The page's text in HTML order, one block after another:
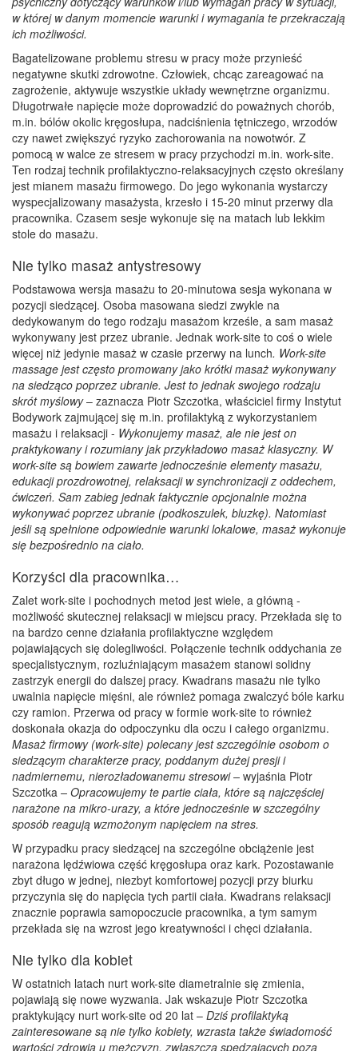
w której w danym momencie warunki i wymagania te przekraczają
ich możliwości.
Bagatelizowane problemu stresu w pracy może przynieść
negatywne skutki zdrowotne. Człowiek, chcąc zareagować na
zagrożenie, aktywuje wszystkie układy wewnętrzne organizmu.
Długotrwałe napięcie może doprowadzić do poważnych chorób,
m.in. bólów okolic kręgosłupa, nadciśnienia tętniczego, wrzodów
czy nawet zwiększyć ryzyko zachorowania na nowotwór. Z
pomocą w walce ze stresem w pracy przychodzi m.in. work-site.
Ten rodzaj technik profilaktyczno-relaksacyjnych często określany
jest mianem masażu firmowego. Do jego wykonania wystarczy
wyspecjalizowany masażysta, krzesło i 15-20 minut przerwy dla
pracownika. Czasem sesje wykonuje się na matach lub lekkim
stole do masażu.
Nie tylko masaż antystresowy
Podstawowa wersja masażu to 20-minutowa sesja wykonana w
pozycji siedzącej. Osoba masowana siedzi zwykle na
dedykowanym do tego rodzaju masażom krześle, a sam masaż
wykonywany jest przez ubranie. Jednak work-site to coś o wiele
więcej niż jedynie masaż w czasie przerwy na lunch. Work-site
massage jest często promowany jako krótki masaż wykonywany
na siedząco poprzez ubranie. Jest to jednak swojego rodzaju
skrót myślowy– zaznacza Piotr Szczotka, właściciel firmy Instytut
Bodywork zajmującej się m.in. profilaktyką z wykorzystaniem
masażu i relaksacji - Wykonujemy masaż, ale nie jest on
praktykowany i rozumiany jak przykładowo masaż klasyczny. W
work-site są bowiem zawarte jednocześnie elementy masażu,
edukacji prozdrowotnej, relaksacji w synchronizacji z oddechem,
ćwiczeń. Sam zabieg jednak faktycznie opcjonalnie można
wykonywać poprzez ubranie (podkoszulek, bluzkę). Natomiast
jeśli są spełnione odpowiednie warunki lokalowe, masaż wykonuje
się bezpośrednio na ciało.
Korzyści dla pracownika…
Zalet work-site i pochodnych metod jest wiele, a główną -
możliwość skutecznej relaksacji w miejscu pracy. Przekłada się to
na bardzo cenne działania profilaktyczne względem
pojawiających się dolegliwości. Połączenie technik oddychania ze
specjalistycznym, rozluźniającym masażem stanowi solidny
zastrzyk energii do dalszej pracy. Kwadrans masażu nie tylko
uwalnia napięcie mięśni, ale również pomaga zwalczyć bóle karku
czy ramion. Przerwa od pracy w formie work-site to również
doskonała okazja do odpoczynku dla oczu i całego organizmu.
Masaż firmowy (work-site) polecany jest szczególnie osobom o
siedzącym charakterze pracy, poddanym dużej presji i
nadmiernemu, nierozładowanemu stresowi – wyjaśnia Piotr
Szczotka – Opracowujemy te partie ciała, które są najczęściej
narażone na mikro-urazy, a które jednocześnie w szczególny
sposób reagują wzmożonym napięciem na stres.
W przypadku pracy siedzącej na szczególne obciążenie jest
narażona lędźwiowa część kręgosłupa oraz kark. Pozostawanie
zbyt długo w jednej, niezbyt komfortowej pozycji przy biurku
przyczynia się do napięcia tych partii ciała. Kwadrans relaksacji
znacznie poprawia samopoczucie pracownika, a tym samym
przekłada się na wzrost jego kreatywności i chęci działania.
Nie tylko dla kobiet
W ostatnich latach nurt work-site diametralnie się zmienia,
pojawiają się nowe wyzwania. Jak wskazuje Piotr Szczotka
praktykujący nurt work-site od 20 lat – Dziś profilaktyką
zainteresowane są nie tylko kobiety, wzrasta także świadomość
wartości zdrowia u mężczyzn, zwłaszcza spędzających poza